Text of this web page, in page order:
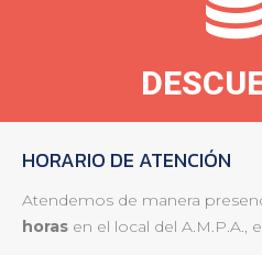
HORARIO DE ATENCIÓN
Atendemos de manera
horas en el local del A.M.P.A.,